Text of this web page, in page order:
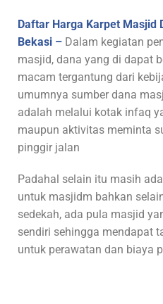
Daftar Harga Karpet Masjid
Bekasi – Dalam kegiatan
masjid, dana yang di dapat
macam tergantung dari
umumnya sumber dana
adalah melalui kotak infaq
maupun aktivitas meminta
pinggir jalan
Padahal selain itu masih
untuk masjidm bahkan
sedekah, ada pula masjid
sendiri sehingga mendapat
untuk perawatan dan biaya